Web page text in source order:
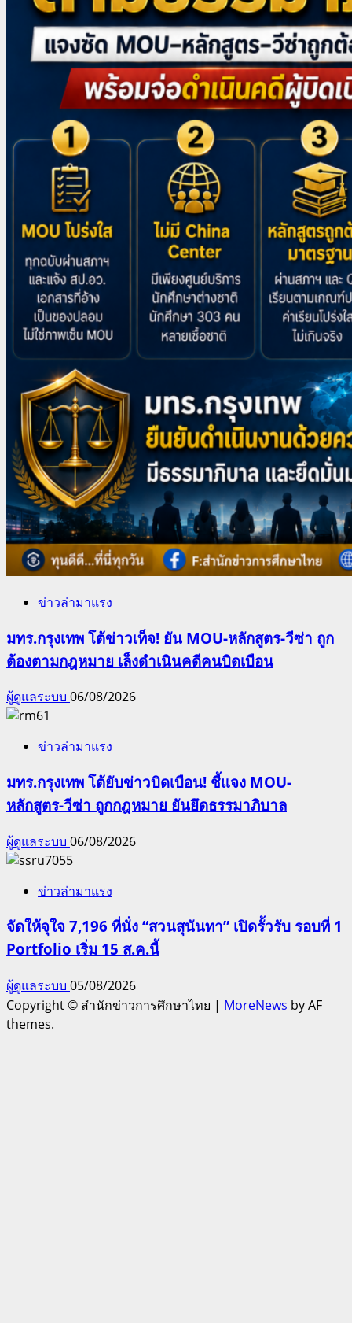
ข่าวล่ามาแรง
มทร.กรุงเทพ โต้ข่าวเท็จ! ยัน MOU-หลักสูตร-วีซ่า ถูก
ต้องตามกฎหมาย เล็งดำเนินคดีคนบิดเบือน
ผู้ดูแลระบบ 06/08/2026
ข่าวล่ามาแรง
มทร.กรุงเทพ โต้ยับข่าวบิดเบือน! ชี้แจง MOU-
หลักสูตร-วีซ่า ถูกกฎหมาย ยันยึดธรรมาภิบาล
ผู้ดูแลระบบ 06/08/2026
ข่าวล่ามาแรง
จัดให้จุใจ 7,196 ที่นั่ง “สวนสุนันทา” เปิดรั้วรับ รอบที่ 1
Portfolio เริ่ม 15 ส.ค.นี้
ผู้ดูแลระบบ 05/08/2026
Copyright © สำนักข่าวการศึกษาไทย | MoreNews by AF
themes.